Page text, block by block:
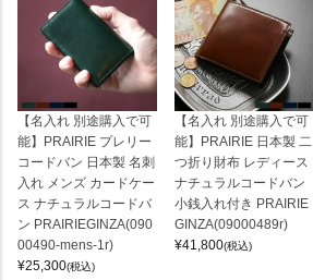
【名入れ 別途購入で可
能】PRAIRIE プレリー
コードバン 日本製 名刺
入れ メンズ カードケー
ス ナチュラルコードバ
ン PRAIRIEGINZA(090
00490-mens-1r)
¥25,300(税込)
【名入れ 別途購入で可
能】PRAIRIE 日本製 二
つ折り財布 レディース
ナチュラルコードバン
小銭入れ付き PRAIRIE
GINZA(09000489r)
¥41,800(税込)